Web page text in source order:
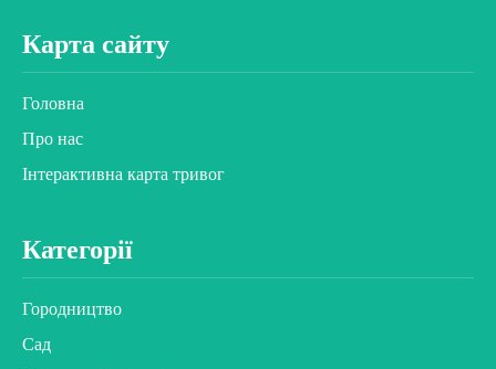
Карта сайту
Головна
Про нас
Інтерактивна карта тривог
Категорії
Городництво
Сад